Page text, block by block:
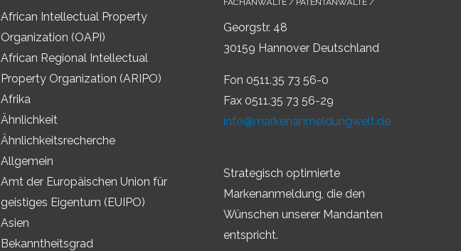
African Intellectual Property
Organization (OAPI)
African Regional Intellectual
Property Organization (ARIPO)
Afrika
Ähnlichkeit
Ähnlichkeitsrecherche
Allgemein
Amt der Europäischen Union für
geistiges Eigentum (EUIPO)
Asien
Bekanntheitsgrad
Georgstr. 48
30159 Hannover Deutschland
Fon 0511.35 73 56-0
Fax 0511.35 73 56-29
info@markenanmeldungwelt.de
Strategisch optimierte
Markenanmeldung, die den
Wünschen unserer Mandanten
entspricht.